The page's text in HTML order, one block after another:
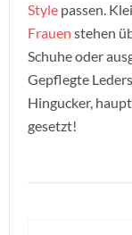
Style passen.
Frauen stehen
Schuhe oder
Gepflegte
Hingucker,
gesetzt!